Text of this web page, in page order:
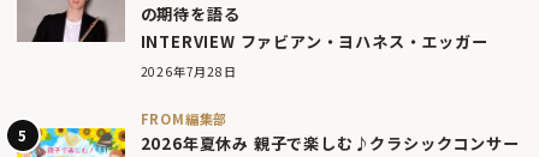
の期待を語る
INTERVIEW ファビアン・ヨハネス・エッガー
2026年7月28日
FROM編集部
2026年夏休み 親子で楽しむ♪クラシックコンサー